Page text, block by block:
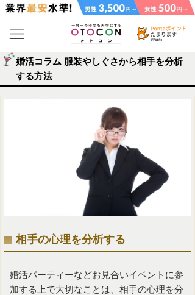
婚活コラム 服装やしぐさから相手を分析
する方法
相手の心理を分析する
婚活パーティーなどお見合いイベント に参
加する上で大切なことは、相手の心理を分